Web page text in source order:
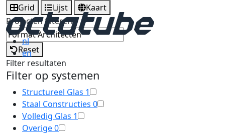
nl
en
Grid Lijst
Kaart
Projecten filteren
Reset
Filter resultaten
Filter op systemen
Structureel Glas 1
Staal Constructies 0
Volledig Glas 1
Overige0